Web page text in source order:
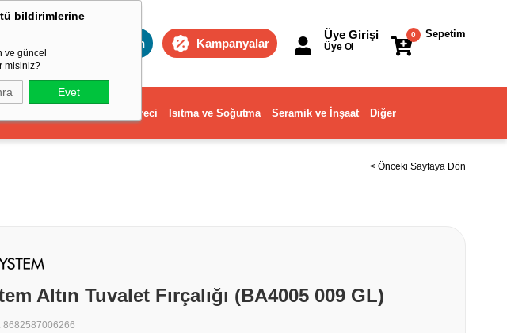
bildirimlerine
ve güncel
misiniz?
Evet
Toptan Kampanyalar
Sepetim
0
Üye Girişi
Üye Ol
Dekorasyon ve Ev Gereci Isıtma ve Soğutma Seramik ve İnşaat Diğer
< Önceki Sayfaya Dön
Altın Tuvalet Fırçalığı (BA4005 009 GL)
8682587006266